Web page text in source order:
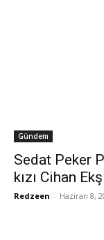
Gündem
Sedat Peker
kızı Cihan
Redzeen - Haziran 8,